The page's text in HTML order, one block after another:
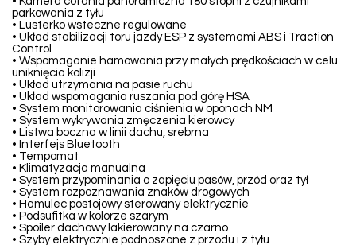
parkowania z tyłu
• Lusterko wsteczne regulowane
• Układ stabilizacji toru jazdy ESP z systemami ABS i Traction
Control
• Wspomaganie hamowania przy małych prędkościach w celu
uniknięcia kolizji
• Układ utrzymania na pasie ruchu
• Układ wspomagania ruszania pod górę HSA
• System monitorowania ciśnienia w oponach NM
• System wykrywania zmęczenia kierowcy
• Listwa boczna w linii dachu, srebrna
• Interfejs Bluetooth
• Tempomat
• Klimatyzacja manualna
• System przypominania o zapięciu pasów, przód oraz tył
• System rozpoznawania znaków drogowych
• Hamulec postojowy sterowany elektrycznie
• Podsufitka w kolorze szarym
• Spoiler dachowy lakierowany na czarno
• Szyby elektrycznie podnoszone z przodu i z tyłu